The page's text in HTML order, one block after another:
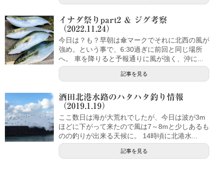
イナダ祭りpart2 & ジグ考察
（2022.11.24）
今日は？も？早朝は傘マークでそれに北西の風が
強め。という事で、6:30過ぎに前回と同じ場所
へ。 車を降りると予報通りに風が強く、沖に...
記事を見る
酒田北港水路のハタハタ釣り情報
（2019.1.19）
ここ数日は海が大荒れでしたが、今日は波が3m
ほどに下がって来たので風は7～8mと少しあるも
のの釣りが出来る天候に。 14時頃に北港水...
記事を見る